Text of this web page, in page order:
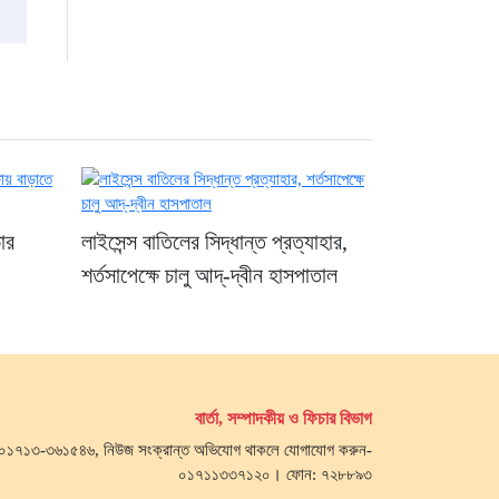
লাইসেন্স বাতিলের সিদ্ধান্ত প্রত্যাহার,
শর্তসাপেক্ষে চালু আদ্-দ্বীন হাসপাতাল
বার্তা, সম্পাদকীয় ও ফিচার বিভাগ
০১৭১৩-৩৬১৫৪৬, নিউজ সংক্রান্ত অভিযোগ থাকলে যোগাযোগ করুন-
০১৭১১৩৩৭১২০। ফোন: ৭২৮৮৯৩